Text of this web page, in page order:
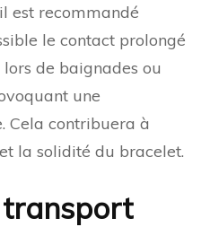
est recommandé
le contact prolongé
de baignades ou
une
Cela contribuera à
la solidité du bracelet.